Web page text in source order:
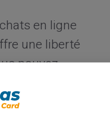
en ligne
une liberté
pouvez
des